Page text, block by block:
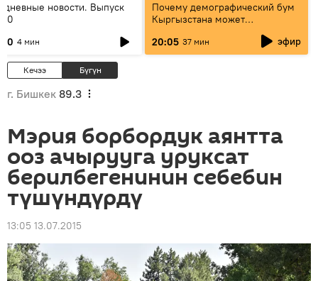
новости. Выпуск
4 мин
Почему демографический бум
Кыргызстана может
превратиться в проблему и как
этого избежать
20:05 37 мин эфир
Кечээ Бүгүн
г. Бишкек 89.3
Мэрия борбордук аянтта
ооз ачырууга уруксат
берилбегенинин себебин
түшүндүрдү
13:05 13.07.2015